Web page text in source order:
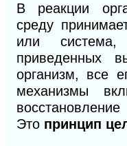
В реакции
среду
или
приведенных
организм, все
механизмы
Это принцип